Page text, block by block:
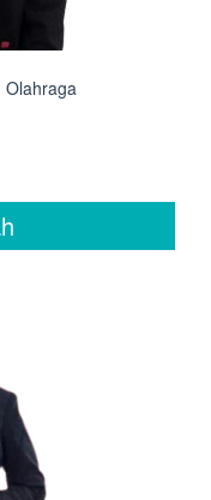
Olahraga